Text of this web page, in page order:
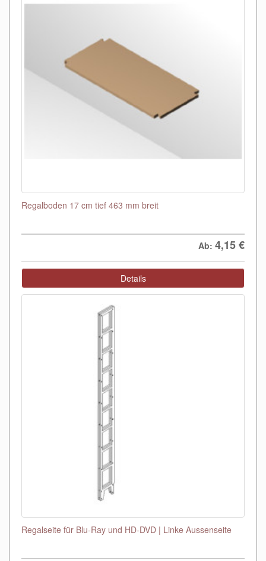
Regalboden 17 cm tief 463 mm breit
Ab: 4,15€
Details
Regalseite für Blu-Ray und HD-DVD | Linke Aussenseite